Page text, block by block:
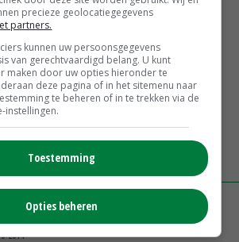
vertoont licht evenwicht'
2014
precieze geolocatiegegevens
partners.
kunnen uw persoonsgegevens
van gerechtvaardigd belang. U kunt
maken door uw opties hieronder te
deze pagina of in het sitemenu naar
te beheren of in te trekken via de
instellingen.
Toestemming
Opties beheren